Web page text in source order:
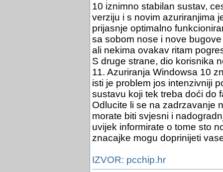
10 iznimno stabilan sustav,
verziju i s novim azuriranjima
prijasnje optimalno
sa sobom nose i nove
ali nekima ovakav ritam
S druge strane, dio korisnika
11. Azuriranja Windowsa 10
isti je problem jos intenzivniji
sustavu koji tek treba doći do
Odlucite li se na zadrzavanje
morate biti svjesni i
uvijek informirate o tome sto
znacajke mogu doprinijeti
IZVOR: pcchip.hr